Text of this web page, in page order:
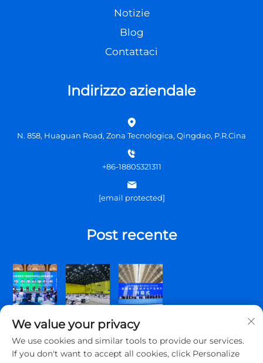
Notizie
Blog
Contattaci
Indirizzo aziendale
N. 858, Huaguan Road, Zona Tecnologica, Qingdao, P.R.Cina
+86-18805321311
[email protected]
Post recente
We value your privacy
We use cookies and similar tools to provide our services.
If you don't want to accept all cookies, click Personalize